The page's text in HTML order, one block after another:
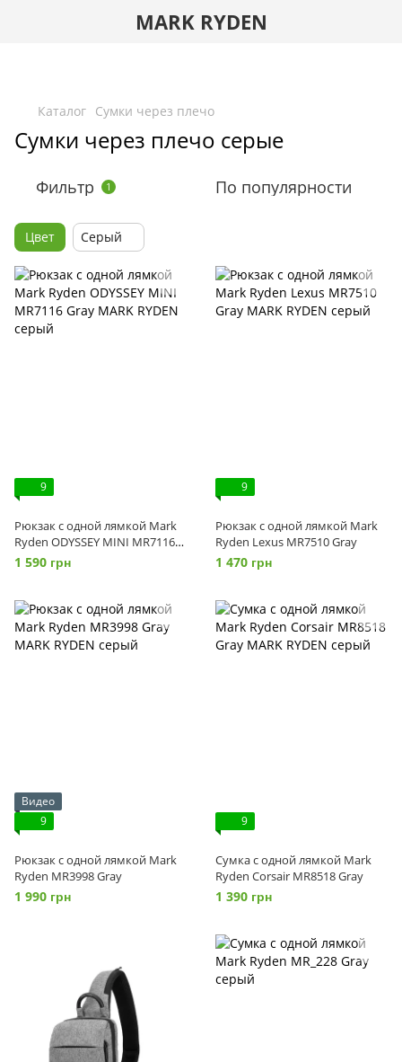
MARK RYDEN
Каталог Сумки через плечо
Сумки через плечо серые
Фильтр 1 По популярности
Цвет Серый
9
Рюкзак с одной лямкой Mark
Ryden ODYSSEY MINI MR7116
Gray
1 590 грн
9
Рюкзак с одной лямкой Mark
Ryden Lexus MR7510 Gray
1 470 грн
Видео
9
Рюкзак с одной лямкой Mark
Ryden MR3998 Gray
1 990 грн
9
Сумка с одной лямкой Mark
Ryden Corsair MR8518 Gray
1 390 грн